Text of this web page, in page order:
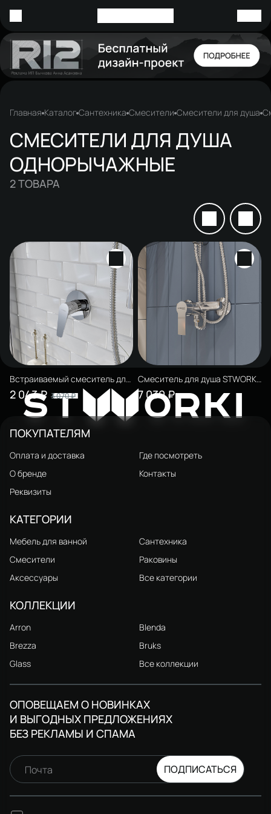
Главная Каталог Сантехника Смесители Смесители для душа
СМЕСИТЕЛИ ДЛЯ ДУША
ОДНОРЫЧАЖНЫЕ
2ТОВАРА
Встраиваемый смеситель для
душа и ванны STWORKI Дублин
HFDB75000 C ВНУТРЕННЕЙ
ЧАСТЬЮ, хром, встроенный,
однорычажный, латунь
2 043 ₽ 3 070 ₽
Смеситель для душа STWORKI
Хельсинки HFHS20000
глянцевый хром, латунь
7 030 ₽
STWORKI
ПОКУПАТЕЛЯМ
Оплата и доставка
Где посмотреть
О бренде
Контакты
Реквизиты
КАТЕГОРИИ
Мебель для ванной
Сантехника
Смесители
Раковины
Аксессуары
Все категории
КОЛЛЕКЦИИ
Arron
Blenda
Brezza
Bruks
Glass
Все коллекции
ОПОВЕЩАЕМ О НОВИНКАХ
И ВЫГОДНЫХ ПРЕДЛОЖЕНИЯХ
БЕЗ РЕКЛАМЫ И СПАМА
Почта ПОДПИСАТЬСЯ